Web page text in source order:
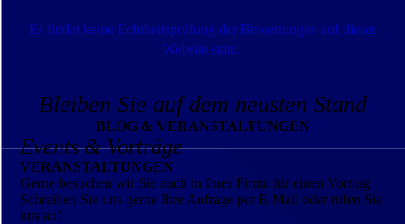
Es findet keine Echtheitsprüfung der Bewertungen auf dieser
Website statt.
Bleiben Sie auf dem neusten Stand
BLOG & VERANSTALTUNGEN
Events & Vorträge
VERANSTALTUNGEN
Gerne besuchen wir Sie auch in Ihrer Firma für einen Vortrag.
Schreiben Sie uns gerne Ihre Anfrage per E-Mail oder rufen Sie
uns an!